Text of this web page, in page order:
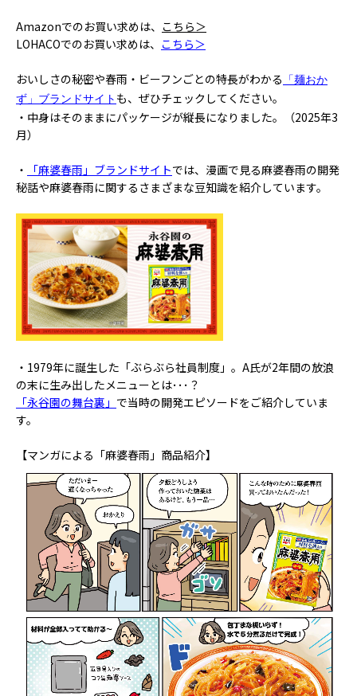
Amazonでのお買い求めは、 こちら＞
LOHACOでのお買い求めは、 こちら＞
おいしさの秘密や春雨・ビーフンごとの特長がわかる
「麺おか
ず」ブランドサイト も、ぜひチェックしてください。
・中身はそのままにパッケージが縦長になりました。（2025年3
月）
・ 「麻婆春雨」ブランドサイトでは、漫画で見る麻婆春雨の開発
秘話や麻婆春雨に関するさまざまな豆知識を紹介しています。
・1979年に誕生した「ぶらぶら社員制度」。A氏が2年間の放浪
の末に生み出したメニューとは･･･？
「永谷園の舞台裏」 で当時の開発エピソードをご紹介していま
す。
【マンガによる「麻婆春雨」商品紹介】